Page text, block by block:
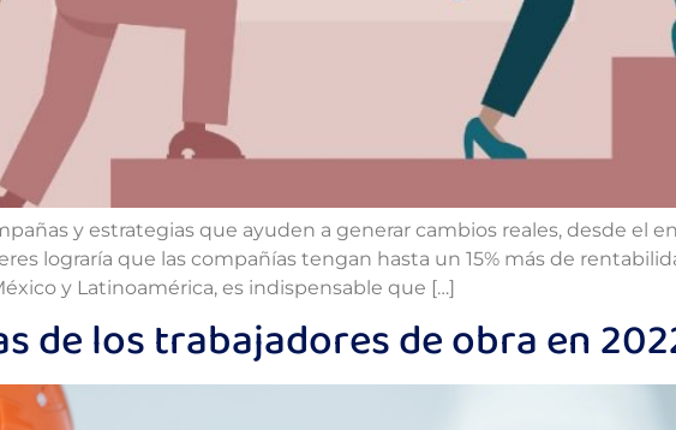
y estrategias que ayuden a generar cambios reales, desde el
lograría que las compañías tengan hasta un 15% más de
y Latinoamérica, es indispensable que […]
de los trabajadores de obra en